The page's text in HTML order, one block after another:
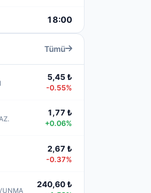
18:00
Tümü
5,45 ₺
-0.55%
1,77 ₺
+0.06%
2,67 ₺
-0.37%
240,60 ₺